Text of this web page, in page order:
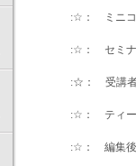
:☆： ミニコラ
:☆： セミナー
:☆： 受講者のご
:☆： ティーチ
:☆： 編集